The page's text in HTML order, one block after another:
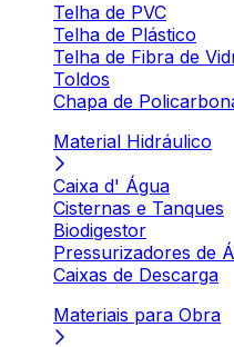
Telha de PVC
Telha de Plástico
Telha de Fibra de
Toldos
Chapa de
Material Hidráulico
Caixa d' Água
Cisternas e Tanques
Biodigestor
Pressurizadores de
Caixas de Descarga
Materiais para Obra